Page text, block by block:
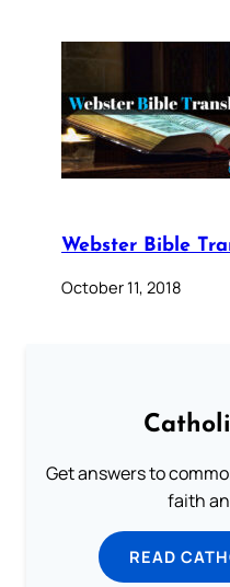
Webster Bible
October 11, 2018
Get answers to
faith
READ